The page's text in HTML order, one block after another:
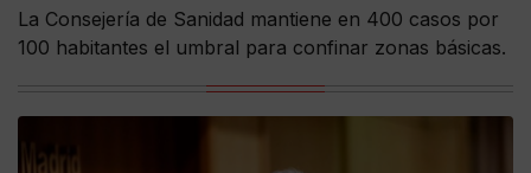
La Consejería de Sanidad mantiene en 400 casos por
100 habitantes el umbral para confinar zonas básicas.